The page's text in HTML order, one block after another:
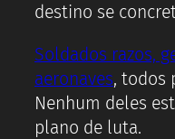
destino se
Soldados razos,
aeronaves, todos
Nenhum deles
plano de luta.